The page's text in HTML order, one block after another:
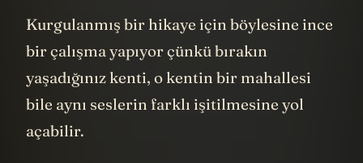
Kurgulanmış bir hikaye için böylesine ince
bir çalışma yapıyor çünkü bırakın
yaşadığınız kenti, o kentin bir mahallesi
bile aynı seslerin farklı işitilmesine yol
açabilir.